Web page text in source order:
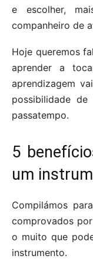
e escolher,
companheiro de
Hoje queremos
aprender a
aprendizagem
possibilidade
passatempo.
5
um
Compilámos
comprovados
o muito que
instrumento.